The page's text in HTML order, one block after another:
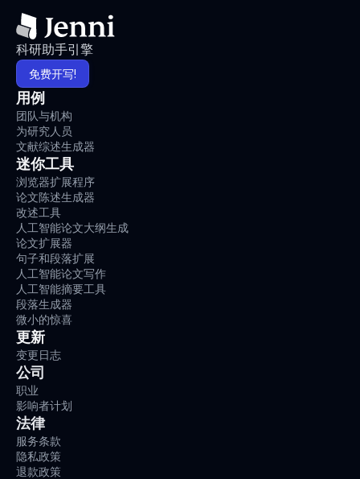
科研助手引擎
免费开写!
用例
团队与机构
为研究人员
文献综述生成器
迷你工具
浏览器扩展程序
论文陈述生成器
改述工具
人工智能论文大纲生成
论文扩展器
句子和段落扩展
人工智能论文写作
人工智能摘要工具
段落生成器
微小的惊喜
更新
变更日志
公司
职业
影响者计划
法律
服务条款
隐私政策
退款政策